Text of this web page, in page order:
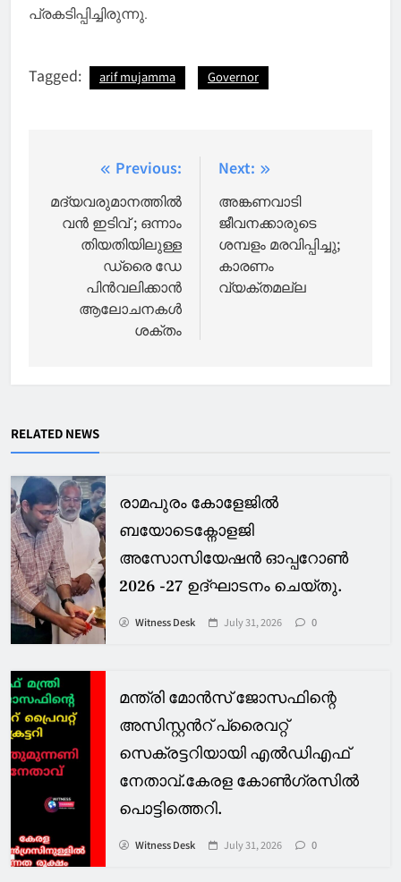
പ്രകടിപ്പിച്ചിരുന്നു.
Tagged: arif mujamma Governor
navigation
Previous:
മദ്യവരുമാനത്തിൽ
വൻ ഇടിവ് ; ഒന്നാം
തിയതിയിലുള്ള
ഡ്രൈ ഡേ
പിന്‍വലിക്കാന്‍
ആലോചനകള്‍
ശക്തം
Next:
അങ്കണവാടി
ജീവനക്കാരുടെ
ശമ്പളം മരവിപ്പിച്ചു;
കാരണം
വ്യക്തമല്ല
RELATED NEWS
രാമപുരം കോളേജിൽ
ബയോടെക്നോളജി
അസോസിയേഷൻ ഓപ്പറോൺ
2026 -27 ഉദ്ഘാടനം ചെയ്തു.
Witness Desk July 31, 2026 0
മന്ത്രി മോൻസ് ജോസഫിന്റെ
അസിസ്റ്റൻറ് പ്രൈവറ്റ്
സെക്രട്ടറിയായി എൽഡിഎഫ്
നേതാവ്.കേരള കോൺഗ്രസിൽ
പൊട്ടിത്തെറി.
Witness Desk July 31, 2026 0